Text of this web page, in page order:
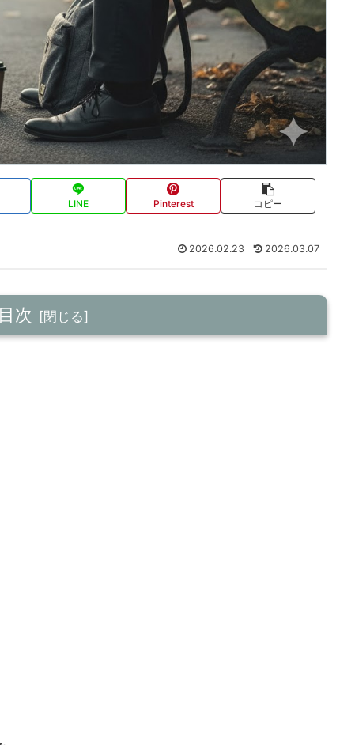
LINE Pinterest コピー
2026.02.23 2026.03.07
目次